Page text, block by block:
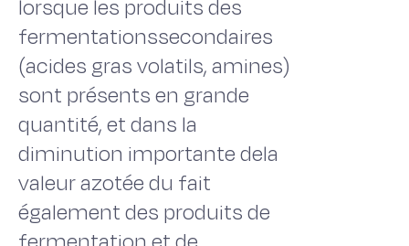
lorsque les produits des
fermentationssecondaires
(acides gras volatils, amines)
sont présents en grande
quantité, et dans la
diminution importante dela
valeur azotée du fait
également des produits de